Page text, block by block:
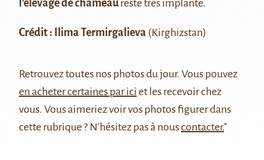
l’élevage de chameau reste très implanté.
Crédit : Ilima Termirgalieva (Kirghizstan)
Retrouveztoutes nos photos du jour. Vous pouvez
en acheter certaines par ici et les recevoir chez
vous. Vous aimeriez voir vos photos figurer dans
cette rubrique ? N'hésitez pas à nouscontacter."